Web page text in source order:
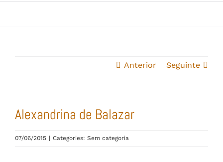
Anterior Seguinte
Alexandrina de Balazar
07/06/2015 | Categories: Sem categoria